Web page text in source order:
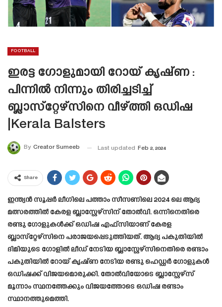
FOOTBALL
ഇരട്ട ഗോളുമായി റോയ് കൃഷ്ണ :
പിന്നിൽ നിന്നും തിരിച്ചടിച്ച്
ബ്ലാസ്‌റ്റേഴ്‌സിനെ വീഴ്ത്തി ഒഡിഷ
|Kerala Balsters
By Creator Sumeeb Last updated Feb 2, 2024
Share
ഇന്ത്യൻ സൂപ്പർ ലീഗിലെ പത്താം സീസണിലെ 2024 ലെ ആദ്യ
മത്സരത്തിൽ കേരള ബ്ലാസ്റ്റേഴ്സിന് തോൽവി. ഒന്നിനെതിരെ
രണ്ടു ഗോളുകൾക്ക് ഒഡിഷ എഫ്സിയാണ് കേരള
ബ്ലാസ്‌റ്റേഴ്‌സിനെ പരാജയപ്പെടുത്തിയത്. ആദ്യ പകുതിയിൽ
ദിമിയുടെ ഗോളിൽ ലീഡ് നേടിയ ബ്ലാസ്റ്റേഴ്സിനെതിരെ രണ്ടാം
പകുതിയിൽ റോയ് കൃഷ്ണ നേടിയ രണ്ടു ഹെഡ്ഡർ ഗോളുകൾ
ഒഡിഷക്ക് വിജയമൊരുക്കി. തോൽവിയോടെ ബ്ലാസ്റ്റേഴ്‌സ്
മൂന്നാം സ്ഥനത്തേക്കും വിജയത്തോടെ ഒഡിഷ രണ്ടാം
സ്ഥാനത്തുമെത്തി.